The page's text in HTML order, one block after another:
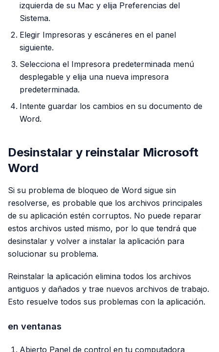
izquierda de su Mac y elija Preferencias del
Sistema.
Elegir Impresoras y escáneres en el panel
siguiente.
Selecciona el Impresora predeterminada menú
desplegable y elija una nueva impresora
predeterminada.
Intente guardar los cambios en su documento de
Word.
Desinstalar y reinstalar Microsoft
Word
Si su problema de bloqueo de Word sigue sin
resolverse, es probable que los archivos principales
de su aplicación estén corruptos. No puede reparar
estos archivos usted mismo, por lo que tendrá que
desinstalar y volver a instalar la aplicación para
solucionar su problema.
Reinstalar la aplicación elimina todos los archivos
antiguos y dañados y trae nuevos archivos de trabajo.
Esto resuelve todos sus problemas con la aplicación.
en ventanas
Abierto Panel de control en tu computadora